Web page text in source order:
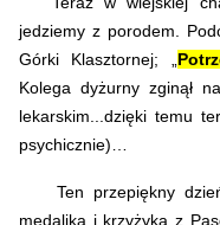
jedziemy z porodem.
Górki Klasztornej; „
Kolega dyżurny zginął
lekarskim...dzięki temu
psychicznie)…
Ten przepiękny dzień
medalika i krzyżyka z